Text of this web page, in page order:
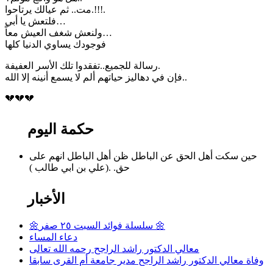
مت.. ثم عيالك يرتاحوا.!!!.
فلتعش يا أبي…
ولنعش شغف العيش معاً…
فوجودك يساوي الدنيا كلها
رسالة للجميع..تفقدوا تلك الأسر العفيفة.
فإن في دهاليز حياتهم ألم لا يسمع أنينه إلا الله..
💔💔💔
حكمة اليوم
حين سكت أهل الحق عن الباطل ظن أهل الباطل انهم على
حق. .(علي بن ابي طالب )
الأخبار
🌼سلسلة فوائد السبت ٢٥ صفر 🌼
دعاء المساء
معالي الدكتور راشد الراجح رحمه الله تعالى
وفاة معالي الدكتور راشد الراجح مدير جامعة أم القرى سابقا